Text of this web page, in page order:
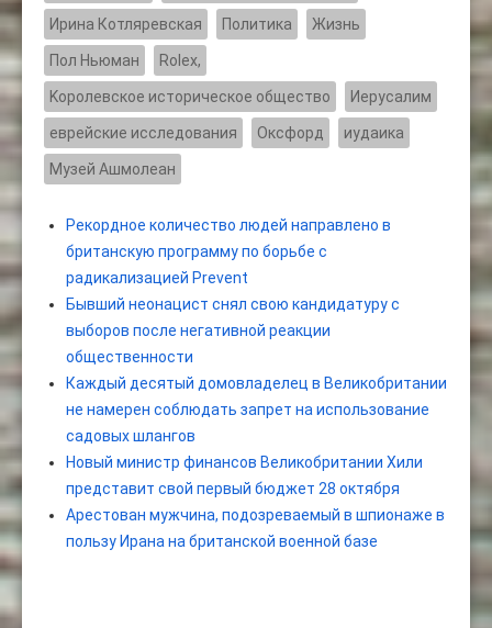
Ирина Котляревская Политика Жизнь
Пол Ньюман Rolex,
Kоролевское историческое общество Иерусалим
еврейские исследования Оксфорд иудаика
Музей Ашмолеан
Рекордное количество людей направлено в
британскую программу по борьбе с
радикализацией Prevent
Бывший неонацист снял свою кандидатуру с
выборов после негативной реакции
общественности
Каждый десятый домовладелец в Великобритании
не намерен соблюдать запрет на использование
садовых шлангов
Новый министр финансов Великобритании Хили
представит свой первый бюджет 28 октября
Арестован мужчина, подозреваемый в шпионаже в
пользу Ирана на британской военной базе